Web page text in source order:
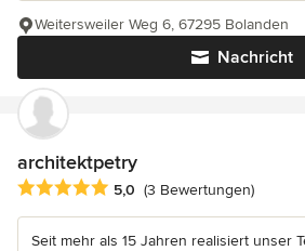
Nachricht
Weitersweiler Weg 6, 67295 Bolanden
architektpetry
Durchschnittliche Bewertung: 5 von 5
5,0 (3 Bewertungen)
Seit mehr als 15 Jahren realisiert unser